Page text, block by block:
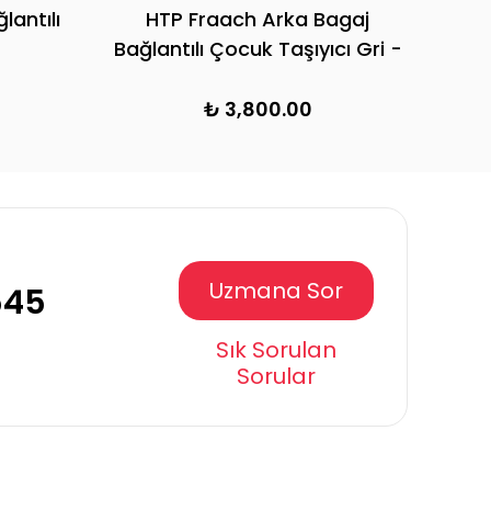
HTP Fraach Arka Bagaj
Bağlantılı Çocuk Taşıyıcı Gri -
₺ 3,800.00
Uzmana Sor
Sık Sorulan
Sorular